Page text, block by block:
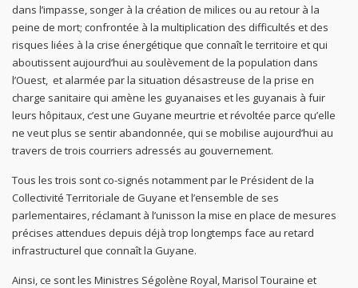
dans l’impasse, songer à la création de milices ou au retour à la
peine de mort; confrontée à la multiplication des difficultés et des
risques liées à la crise énergétique que connaît le territoire et qui
aboutissent aujourd’hui au soulèvement de la population dans
l’Ouest, et alarmée par la situation désastreuse de la prise en
charge sanitaire qui amène les guyanaises et les guyanais à fuir
leurs hôpitaux, c’est une Guyane meurtrie et révoltée parce qu’elle
ne veut plus se sentir abandonnée, qui se mobilise aujourd’hui au
travers de trois courriers adressés au gouvernement.
Tous les trois sont co-signés notamment par le Président de la
Collectivité Territoriale de Guyane et l’ensemble de ses
parlementaires, réclamant à l’unisson la mise en place de mesures
précises attendues depuis déjà trop longtemps face au retard
infrastructurel que connaît la Guyane.
Ainsi, ce sont les Ministres Ségolène Royal, Marisol Touraine et